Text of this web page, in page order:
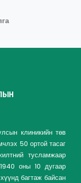
клиникийн төв
50 ортой тасаг
тусламжаар
оны 10 дугаар
багтаж байсан